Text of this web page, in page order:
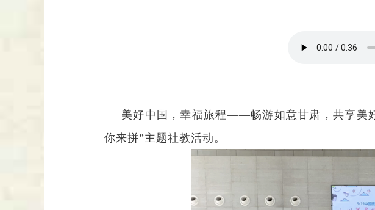
美好中国，幸福旅程——畅游如意甘肃，共享美
你来拼”主题社教活动。